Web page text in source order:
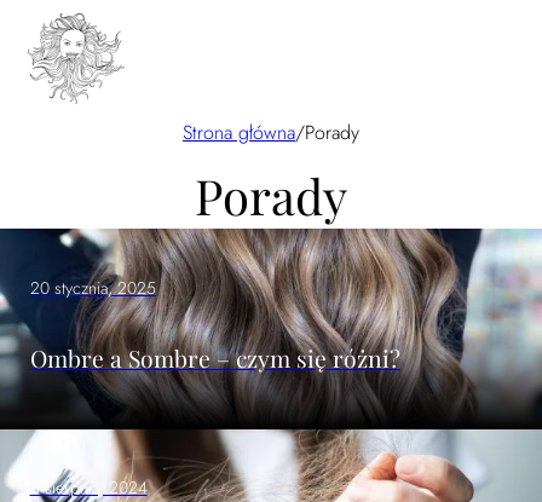
Strona główna/Porady
Porady
20 stycznia, 2025
Ombre a Sombre – czym się różni?
5 sierpnia, 2024